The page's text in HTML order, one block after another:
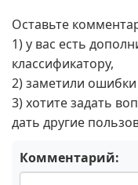
Оставьте
1) у вас есть
классификатору,
2) заметили
3) хотите задать
дать другие
Комментарий: